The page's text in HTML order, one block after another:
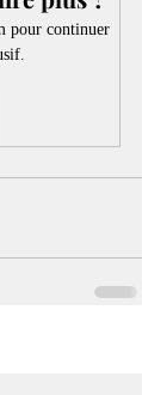
pour continuer